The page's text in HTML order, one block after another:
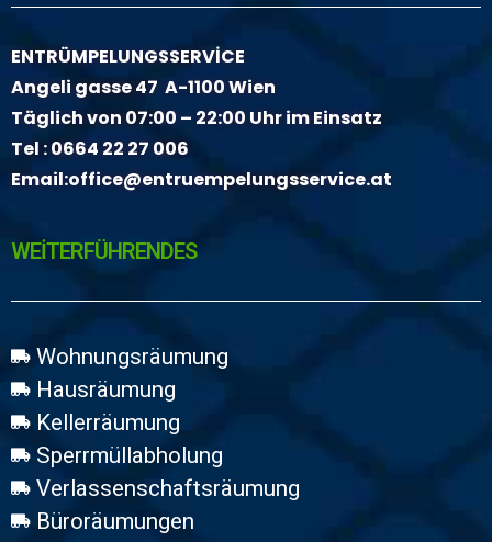
ENTRÜMPELUNGSSERVİCE
Angeli gasse 47 A-1100 Wien
Täglich von 07:00 – 22:00 Uhr im Einsatz
Tel :0664 22 27 006
Email:office@entruempelungsservice.at
WEİTERFÜHRENDES
Wohnungsräumung
Hausräumung
Kellerräumung
Sperrmüllabholung
Verlassenschaftsräumung
Büroräumungen